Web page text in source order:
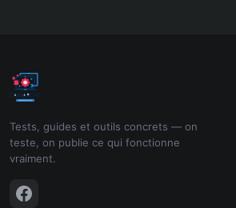
Tests, guides et outils concrets — on
teste, on publie ce qui fonctionne
vraiment.